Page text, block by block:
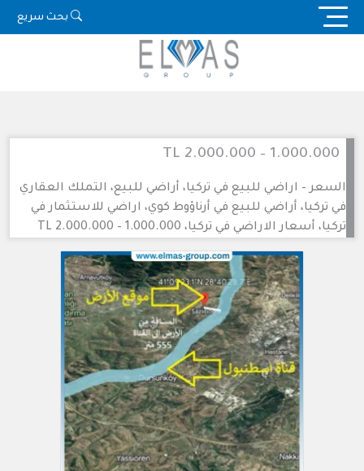
Skip
بحث سريع
1.000.000 – 2.000.000 TL
السعر – اراضي للبيع في تركيا، أراضي للبيع، التملك العقاري
في تركيا، أراضي للبيع في أرناؤوط كوي، اراضي للاستثمار في
تركيا، أسعار الاراضي في تركيا، 1.000.000 – 2.000.000 TL